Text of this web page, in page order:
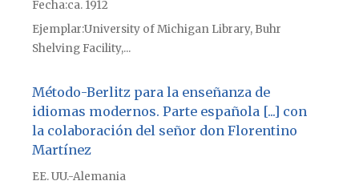
Fechaca. 1912
Ejemplar University of Michigan Library, Buhr
Shelving Facility,...
Método-Berlitz para la enseñanza de
idiomas modernos. Parte española [...] con
la colaboración del señor don Florentino
Martínez
EE. UU.-Alemania